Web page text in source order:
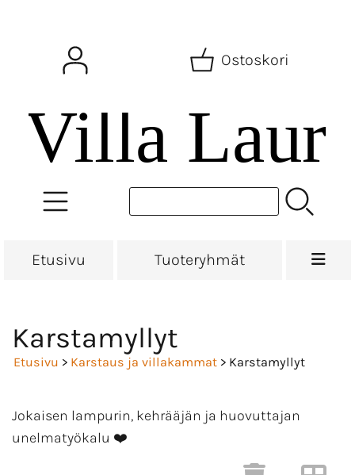
Ostoskori
Etusivu Tuoteryhmät
Karstamyllyt
Etusivu > Karstaus ja villakammat > Karstamyllyt
Jokaisen lampurin, kehrääjän ja huovuttajan
unelmatyökalu ❤️